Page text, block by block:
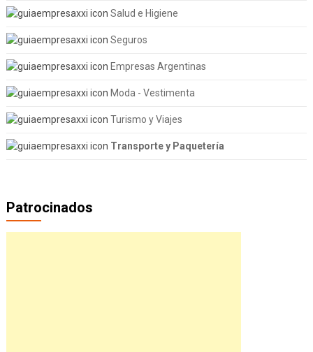
Salud e Higiene
Seguros
Empresas Argentinas
Moda - Vestimenta
Turismo y Viajes
Transporte y Paquetería
Patrocinados